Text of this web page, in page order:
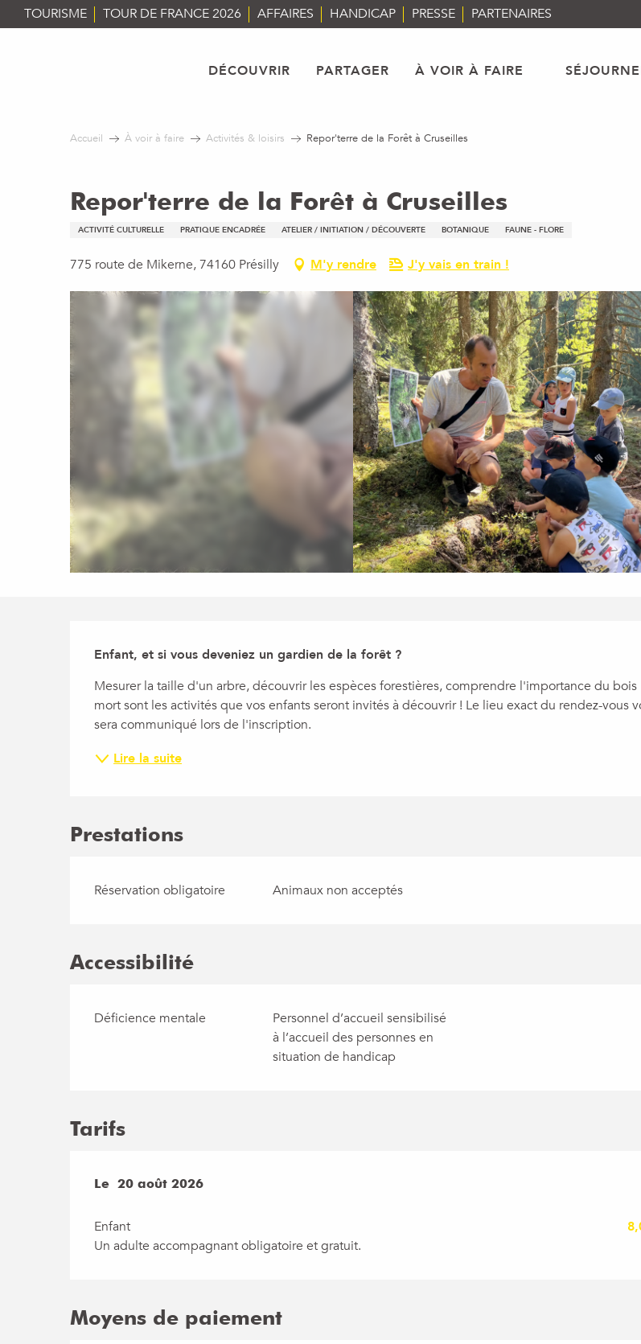
Aller
au
TOURISME TOUR DE FRANCE 2026 AFFAIRES HANDICAP PRESSE PARTENAIRES
DÉCOUVRIR PARTAGER À VOIR À FAIRE
Accueil À voir à faire Activités & loisirs Repor'terre de la Forêt à Cruseilles
Repor'terre de la Forêt à Cruseilles
ACTIVITÉ CULTURELLE PRATIQUE ENCADRÉE ATELIER / INITIATION / DÉCOUVERTE BOTANIQUE FAUNE - FLORE
775 route de Mikerne, 74160 Présilly M'y rendre J'y vais en train !
Description
Enfant, et si vous deveniez un gardien de la forêt ?
Mesurer la taille d'un arbre, découvrir les espèces forestières, comprendre l'importance du bois
mort sont les activités que vos enfants seront invités à découvrir ! Le lieu exact du rendez-vous
sera communiqué lors de l'inscription.
Lire la suite
Prestations
Réservation obligatoire Animaux non acceptés
Accessibilité
Déficience mentale
Personnel d’accueil sensibilisé
à l’accueil des personnes en
situation de handicap
Tarifs
Le 20 août 2026
Le 20 août 2026
Enfant
Un adulte accompagnant obligatoire et gratuit.
Moyens de paiement